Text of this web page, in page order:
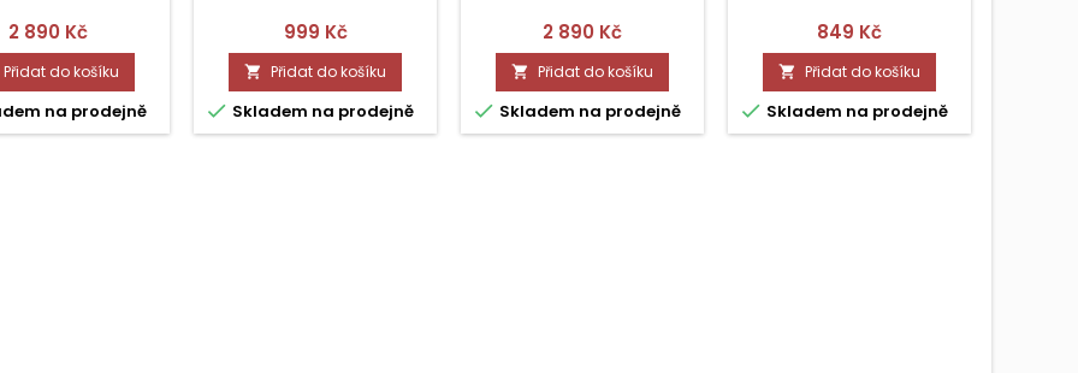
Cena
2 890 Kč
Přidat do košíku
na prodejně
Cena
999 Kč
 Přidat do košíku
 Skladem na prodejně
Cena
2 890 Kč
 Přidat do košíku
 Skladem na prodejně
Cena
849 Kč
 Přidat do košíku
 Skladem na prodejně